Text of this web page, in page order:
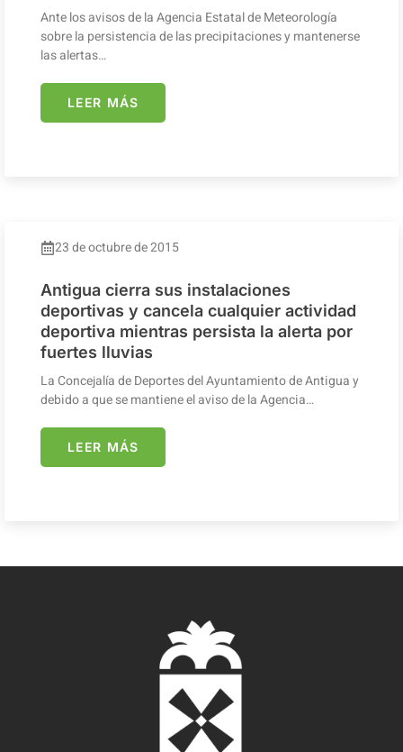
Ante los avisos de la Agencia Estatal de Meteorología
sobre la persistencia de las precipitaciones y mantenerse
las alertas…
LEER MÁS
23 de octubre de 2015
Antigua cierra sus instalaciones
deportivas y cancela cualquier actividad
deportiva mientras persista la alerta por
fuertes lluvias
La Concejalía de Deportes del Ayuntamiento de Antigua y
debido a que se mantiene el aviso de la Agencia…
LEER MÁS